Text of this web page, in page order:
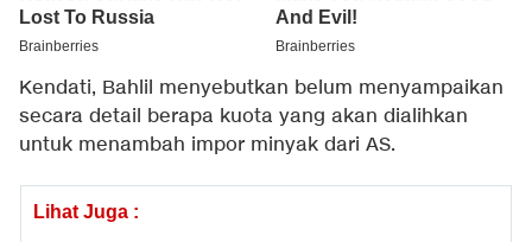
Kendati, Bahlil menyebutkan belum menyampaikan
secara detail berapa kuota yang akan dialihkan
untuk menambah impor minyak dari AS.
Lihat Juga :